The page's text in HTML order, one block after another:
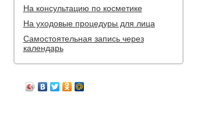
На консультацию по косметике
На уходовые процедуры для лица
Самостоятельная запись через
календарь